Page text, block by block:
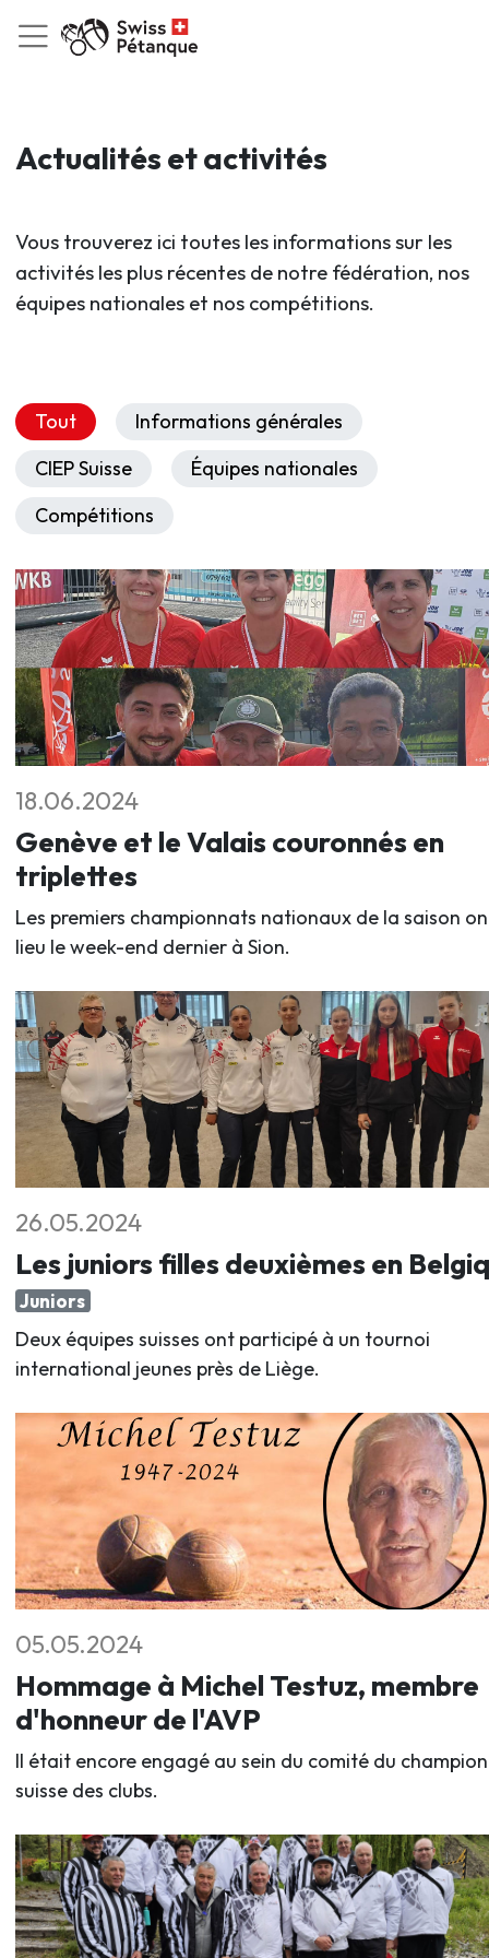
Actualités et activités
Vous trouverez ici toutes les informations sur les
activités les plus récentes de notre fédération, nos
équipes nationales et nos compétitions.
Tout
Informations générales
CIEP Suisse
Équipes nationales
Compétitions
18.06.2024
Genève et le Valais couronnés en
triplettes
Les premiers championnats nationaux de la saison
lieu le week-end dernier à Sion.
26.05.2024
Les juniors filles deuxièmes en
Juniors
Deux équipes suisses ont participé à un tournoi
international jeunes près de Liège.
05.05.2024
Hommage à Michel Testuz, membre
d'honneur de l'AVP
Il était encore engagé au sein du comité du
suisse des clubs.